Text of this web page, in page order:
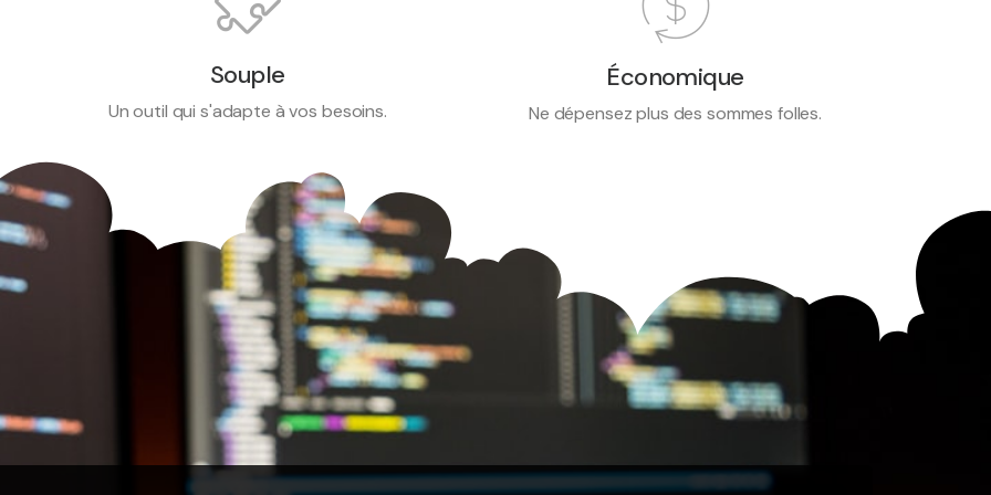
Souple
Un outil qui s'adapte à vos besoins.
Économique
Ne dépensez plus des sommes folles.